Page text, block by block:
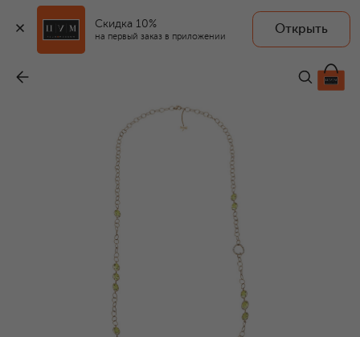
Скидка 10%
на первый заказ в приложении
Открыть
CASATO